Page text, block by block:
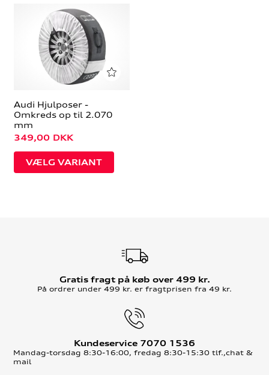
Audi Hjulposer -
Omkreds op til 2.070
mm
349,00 DKK
VÆLG VARIANT
Gratis fragt på køb over 499 kr.
På ordrer under 499 kr. er fragtprisen fra 49 kr.
Kundeservice 7070 1536
Mandag-torsdag 8:30-16:00, fredag 8:30-15:30 tlf.,chat &
mail